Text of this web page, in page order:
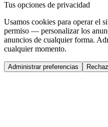
Tus opciones de privacidad
Usamos cookies para operar el
permiso — personalizar los
anuncios de cualquier forma.
cualquier momento.
Administrar preferencias